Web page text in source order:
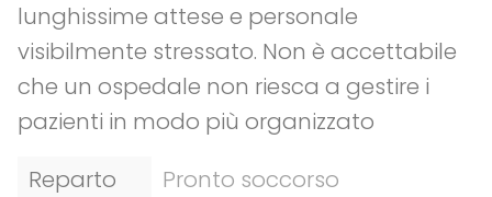
lunghissime attese e personale
visibilmente stressato. Non è accettabile
che un ospedale non riesca a gestire i
pazienti in modo più organizzato
Reparto
Pronto soccorso